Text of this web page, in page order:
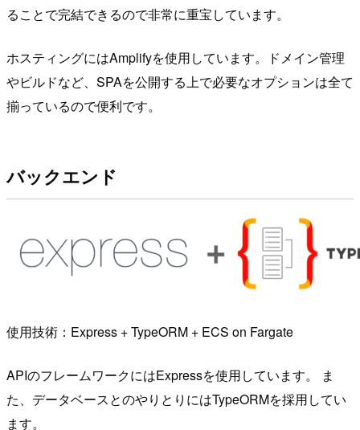
ることで完結できるので非常に重宝しています。
ホスティングにはAmplifyを使用しています。ドメイン管理
やビルドなど、SPAを公開する上で必要なオプションは全て
揃っているので便利です。
バックエンド
使用技術：Express + TypeORM + ECS on Fargate
APIのフレームワークにはExpressを使用しています。 ま
た、データベースとのやりとりにはTypeORMを採用してい
ます。